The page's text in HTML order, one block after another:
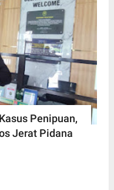
Penipuan,
Jerat Pidana